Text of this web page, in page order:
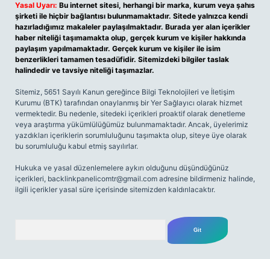
Yasal Uyarı: Bu internet sitesi, herhangi bir marka, kurum veya şahıs
şirketi ile hiçbir bağlantısı bulunmamaktadır. Sitede yalnızca kendi
hazırladığımız makaleler paylaşılmaktadır. Burada yer alan içerikler
haber niteliği taşımamakta olup, gerçek kurum ve kişiler hakkında
paylaşım yapılmamaktadır. Gerçek kurum ve kişiler ile isim
benzerlikleri tamamen tesadüfidir. Sitemizdeki bilgiler taslak
halindedir ve tavsiye niteliği taşımazlar.
Sitemiz, 5651 Sayılı Kanun gereğince Bilgi Teknolojileri ve İletişim
Kurumu (BTK) tarafından onaylanmış bir Yer Sağlayıcı olarak hizmet
vermektedir. Bu nedenle, sitedeki içerikleri proaktif olarak denetleme
veya araştırma yükümlülüğümüz bulunmamaktadır. Ancak, üyelerimiz
yazdıkları içeriklerin sorumluluğunu taşımakta olup, siteye üye olarak
bu sorumluluğu kabul etmiş sayılırlar.
Hukuka ve yasal düzenlemelere aykırı olduğunu düşündüğünüz
içerikleri, backlinkpanelicomtr@gmail.com adresine bildirmeniz halinde,
ilgili içerikler yasal süre içerisinde sitemizden kaldırılacaktır.